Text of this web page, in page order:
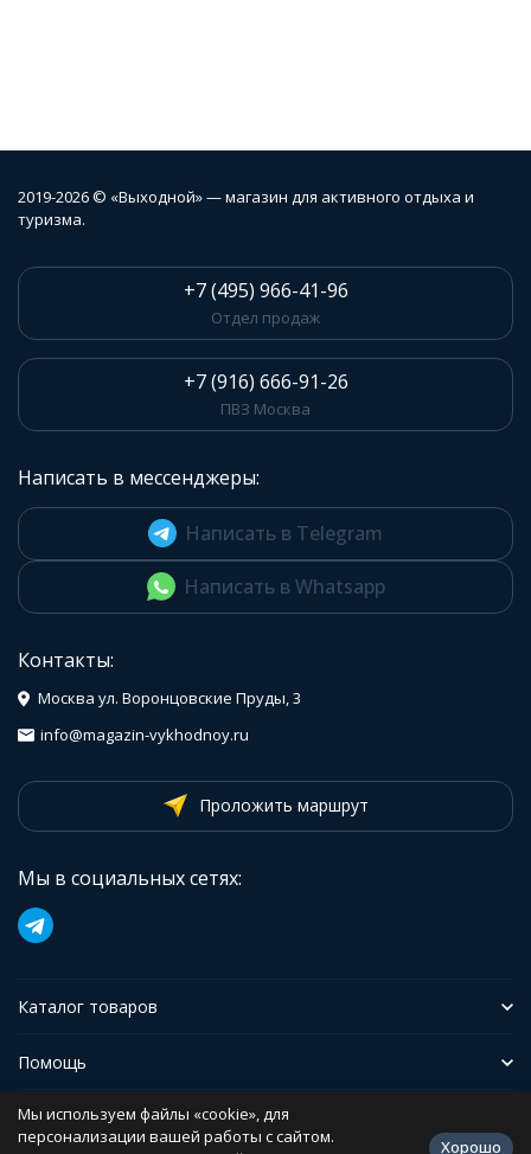
2019-2026 © «Выходной» — магазин для активного отдыха и
туризма.
+7 (495) 966-41-96
Отдел продаж
+7 (916) 666-91-26
ПВЗ Москва
Написать в мессенджеры:
Написать в Telegram
Написать в Whatsapp
Контакты:
Москва ул. Воронцовские Пруды, 3
info@magazin-vykhodnoy.ru
Проложить маршрут
Мы в социальных сетях:
Каталог товаров
Помощь
Иформация
Мы используем файлы «cookie», для
персонализации вашей работы с сайтом.
Хорошо